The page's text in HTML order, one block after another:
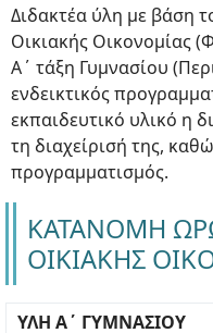
Διδακτέα ύλη με βάση
Οικιακής Οικονομίας
Α΄ τάξη Γυμνασίου
ενδεικτικός
εκπαιδευτικό υλικό η
τη διαχείρισή της,
προγραμματισμός.
ΚΑΤΑΝΟΜΗ
ΟΙΚΙΑΚΗΣ
ΥΛΗ Α΄ ΓΥΜΝΑΣΙΟΥ